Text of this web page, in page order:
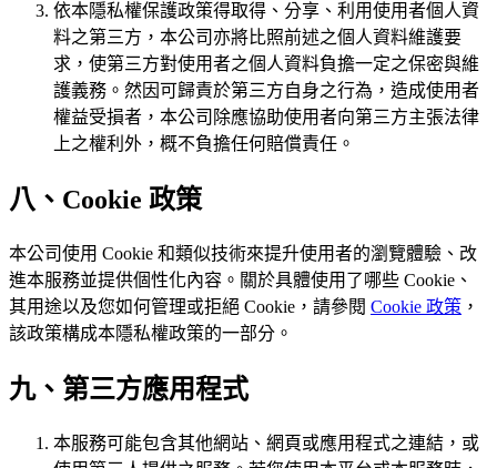
依本隱私權保護政策得取得、分享、利用使用者個人資
料之第三方，本公司亦將比照前述之個人資料維護要
求，使第三方對使用者之個人資料負擔一定之保密與維
護義務。然因可歸責於第三方自身之行為，造成使用者
權益受損者，本公司除應協助使用者向第三方主張法律
上之權利外，概不負擔任何賠償責任。
八、Cookie 政策
本公司使用 Cookie 和類似技術來提升使用者的瀏覽體驗、改
進本服務並提供個性化內容。關於具體使用了哪些 Cookie、
其用途以及您如何管理或拒絕 Cookie，請參閱 Cookie 政策 ，
該政策構成本隱私權政策的一部分。
九、第三方應用程式
本服務可能包含其他網站、網頁或應用程式之連結，或